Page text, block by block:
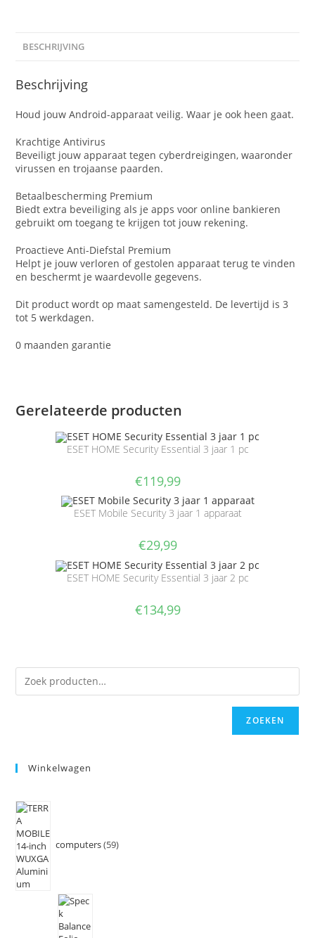
BESCHRIJVING
Beschrijving
Houd jouw Android-apparaat veilig. Waar je ook heen gaat.
Krachtige Antivirus
Beveiligt jouw apparaat tegen cyberdreigingen, waaronder
virussen en trojaanse paarden.
Betaalbescherming Premium
Biedt extra beveiliging als je apps voor online bankieren
gebruikt om toegang te krijgen tot jouw rekening.
Proactieve Anti-Diefstal Premium
Helpt je jouw verloren of gestolen apparaat terug te vinden
en beschermt je waardevolle gegevens.
Dit product wordt op maat samengesteld. De levertijd is 3
tot 5 werkdagen.
0 maanden garantie
Gerelateerde producten
ESET HOME Security Essential 3 jaar 1 pc
€119,99
ESET Mobile Security 3 jaar 1 apparaat
€29,99
ESET HOME Security Essential 3 jaar 2 pc
€134,99
ZOEKEN
Winkelwagen
computers 59